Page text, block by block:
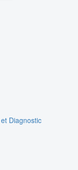
Diagnostic